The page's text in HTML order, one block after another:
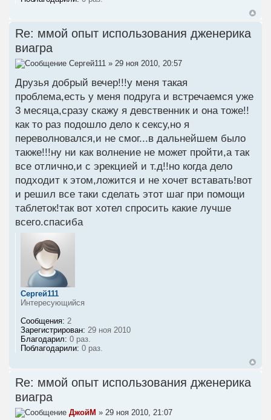
Re: ммой опыт использования дженерика
виагра
Сергей111 » 29 ноя 2010, 20:57
Друзья добрый вечер!!!у меня такая
проблема,есть у меня подруга и встречаемся уже
3 месяца,сразу скажу я девственник и она тоже!!
как то раз подошло дело к сексу,но я
переволновался,и не смог...в дальнейшем было
также!!!ну ни как волнение не может пройти,а так
все отлично,и с эрекцией и т.д!!но когда дело
подходит к этом,ложится и не хочет вставать!вот
и решил все таки сделать этот шаг при помощи
таблеток!так вот хотел спросить какие лучше
всего.спасиба
Сергей111
Интересующийся
Сообщения: 2
Зарегистрирован: 29 ноя 2010
Благодарил: 0 раз.
Поблагодарили: 0 раз.
Re: ммой опыт использования дженерика
виагра
ДжойМ » 29 ноя 2010, 21:07